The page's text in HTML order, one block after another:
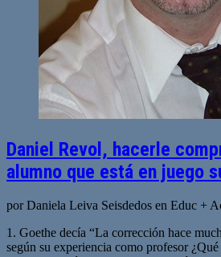
Daniel Revol, hacerle
alumno que está en juego
por Daniela Leiva Seisdedos en Educ +
1. Goethe decía “La corrección hace
según su experiencia como profesor